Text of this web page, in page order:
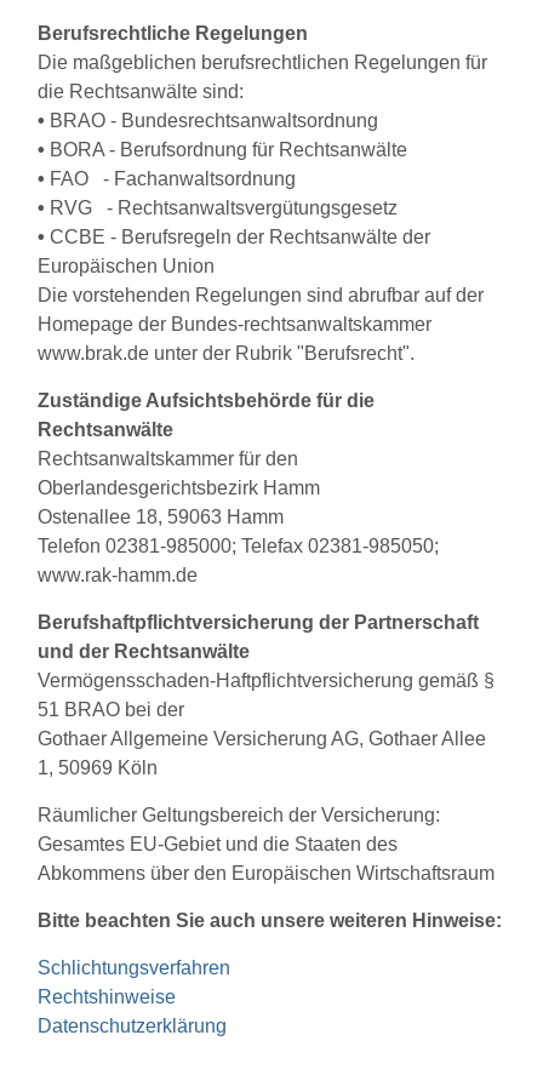
Berufsrechtliche Regelungen
Die maßgeblichen berufsrechtlichen Regelungen für
die Rechtsanwälte sind:
• BRAO - Bundesrechtsanwaltsordnung
• BORA - Berufsordnung für Rechtsanwälte
• FAO - Fachanwaltsordnung
• RVG - Rechtsanwaltsvergütungsgesetz
• CCBE - Berufsregeln der Rechtsanwälte der
Europäischen Union
Die vorstehenden Regelungen sind abrufbar auf der
Homepage der Bundes-rechtsanwaltskammer
www.brak.de unter der Rubrik "Berufsrecht".
Zuständige Aufsichtsbehörde für die
Rechtsanwälte
Rechtsanwaltskammer für den
Oberlandesgerichtsbezirk Hamm
Ostenallee 18, 59063 Hamm
Telefon 02381-985000; Telefax 02381-985050;
www.rak-hamm.de
Berufshaftpflichtversicherung der Partnerschaft
und der Rechtsanwälte
Vermögensschaden-Haftpflichtversicherung gemäß §
51 BRAO bei der
Gothaer Allgemeine Versicherung AG, Gothaer Allee
1, 50969 Köln
Räumlicher Geltungsbereich der Versicherung:
Gesamtes EU-Gebiet und die Staaten des
Abkommens über den Europäischen Wirtschaftsraum
Bitte beachten Sie auch unsere weiteren Hinweise:
Schlichtungsverfahren
Rechtshinweise
Datenschutzerklärung